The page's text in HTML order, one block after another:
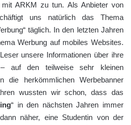
ARKM zu tun. Als Anbieter von
uns natürlich das Thema
täglich. In den letzten Jahren
Werbung auf mobiles Websites.
unsere Informationen über ihre
auf den teilweise sehr kleinen
die herkömmlichen Werbebanner
wussten wir schon, dass das
“ in den nächsten Jahren immer
näher, eine Studentin von der